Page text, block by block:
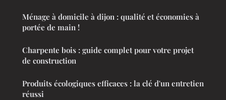
Ménage à domicile à dijon : qualité et économies à
portée de main !
Charpente bois : guide complet pour votre projet
de construction
Produits écologiques efficaces : la clé d'un entretien
réussi